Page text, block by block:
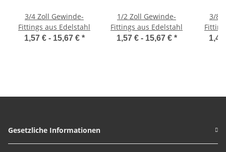
3/4 Zoll Gewinde-
Fittings aus Edelstahl
1,57 € - 15,67 € *
1/2 Zoll Gewinde-
Fittings aus Edelstahl
1,57 € - 15,67 € *
3/8
Gesetzliche Informationen